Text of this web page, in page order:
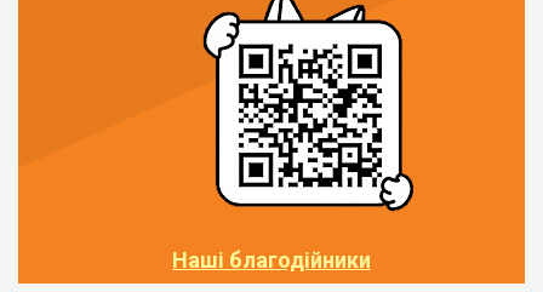
Наші благодійники